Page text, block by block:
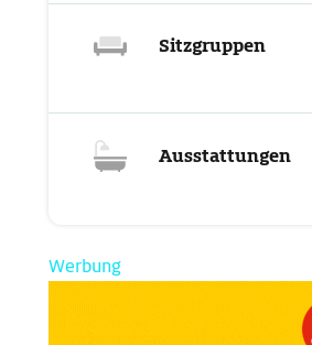
Sitzgruppen
Ausstattungen
Werbung